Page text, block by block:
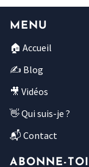
MENU
🏠 Accueil
✍ Blog
🎥 Vidéos
👋 Qui suis-je ?
📬 Contact
ABONNE-TOI